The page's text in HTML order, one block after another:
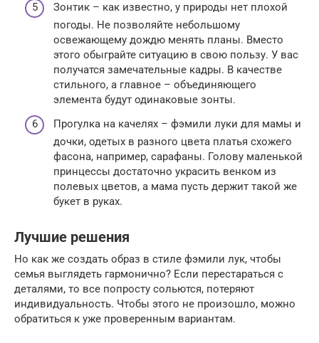
Зонтик – как известно, у природы нет плохой
погоды. Не позволяйте небольшому
освежающему дождю менять планы. Вместо
этого обыграйте ситуацию в свою пользу. У вас
получатся замечательные кадры. В качестве
стильного, а главное – объединяющего
элемента будут одинаковые зонты.
Прогулка на качелях – фэмили луки для мамы и
дочки, одетых в разного цвета платья схожего
фасона, например, сарафаны. Голову маленькой
принцессы достаточно украсить венком из
полевых цветов, а мама пусть держит такой же
букет в руках.
Лучшие решения
Но как же создать образ в стиле фэмили лук, чтобы
семья выглядеть гармонично? Если перестараться с
деталями, то все попросту сольются, потеряют
индивидуальность. Чтобы этого не произошло, можно
обратиться к уже проверенным вариантам.